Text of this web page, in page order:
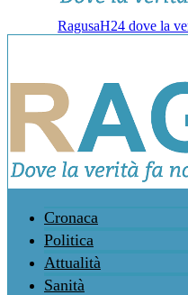
RagusaH24 dove la
Cronaca
Politica
Attualità
Sanità